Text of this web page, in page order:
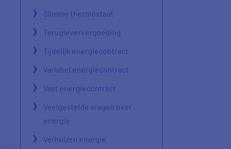
Slimme thermostaat
Terugleververgoeding
Tijdelijk energiecontract
Variabel energiecontract
Vast energiecontract
Veelgestelde vragen over
energie
Verhuizen energie